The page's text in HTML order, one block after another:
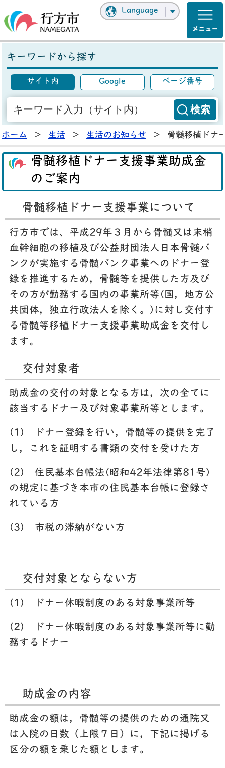
Language
キーワードから探す
サイト内 Google ページ番号
ホーム > 生活 > 生活のお知らせ > 骨髄移植ドナ
骨髄移植ドナー支援事業助成金
のご案内
骨髄移植ドナー支援事業について
行方市では、平成29年３月から骨髄又は末梢
血幹細胞の移植及び公益財団法人日本骨髄バ
ンクが実施する骨髄バンク事業へのドナー登
録を推進するため，骨髄等を提供した方及び
その方が勤務する国内の事業所等(国，地方公
共団体，独立行政法人を除く。)に対し交付す
る骨髄等移植ドナー支援事業助成金を交付し
ます。
交付対象者
助成金の交付の対象となる方は，次の全てに
該当するドナー及び対象事業所等とします。
(1)
ドナー登録を行い，骨髄等の提供を完了
し，これを証明する書類の交付を受けた方
(2)
住民基本台帳法(昭和42年法律第81号)
の規定に基づき本市の住民基本台帳に登録さ
れている方
(3) 市税の滞納がない方
交付対象とならない方
(1) ドナー休暇制度のある対象事業所等
(2) ドナー休暇制度のある対象事業所等に勤
務するドナー
助成金の内容
助成金の額は，骨髄等の提供のための通院又
は入院の日数（上限７日）
に，下記に掲げる
区分の額を乗じた額とします。